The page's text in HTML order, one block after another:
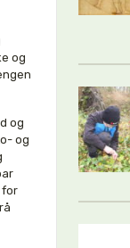
og
og
og
for